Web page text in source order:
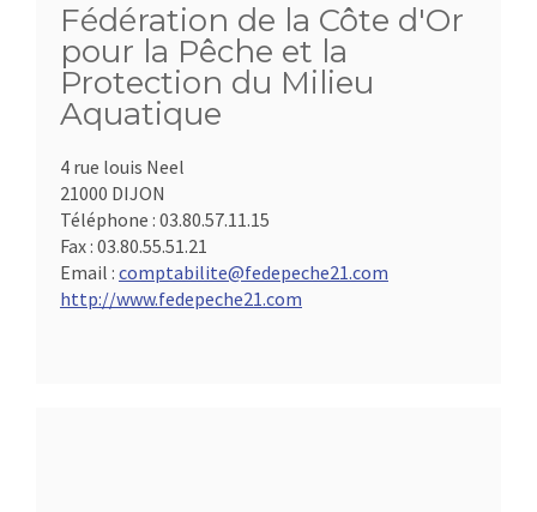
Fédération de la Côte d'Or
pour la Pêche et la
Protection du Milieu
Aquatique
4 rue louis Neel
21000 DIJON
Téléphone : 03.80.57.11.15
Fax : 03.80.55.51.21
Email : comptabilite@fedepeche21.com
http://www.fedepeche21.com